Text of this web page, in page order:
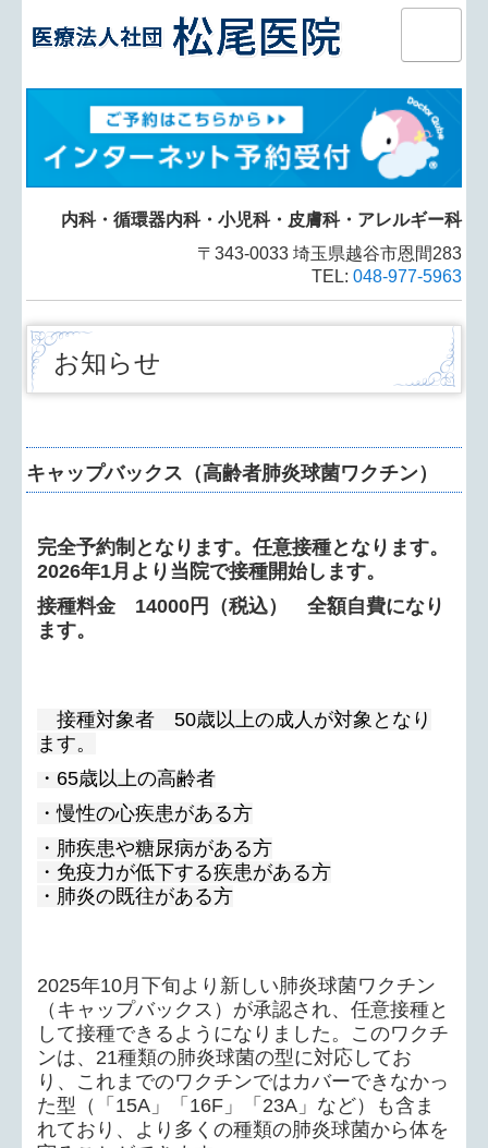
ホーム
当院について
内科・循環器内科・皮膚科
小児科・乳児検診
問診票
予防接種
健康診断
禁煙外来
発熱外来
交通案内
お知らせ
内科・循環器内科・小児科・皮膚科・アレルギー科
〒343-0033 埼玉県越谷市恩間283
TEL: 048-977-5963
お知らせ
キャップバックス（高齢者肺炎球菌ワクチン）
完全予約制となります。任意接種となります。
2026年1月より当院で接種開始します。
接種料金 14000円（税込） 全額自費になり
ます。
接種対象者 50歳以上の成人が対象となり
ます。
・65歳以上の高齢者
・慢性の心疾患がある方
・肺疾患や糖尿病がある方
・免疫力が低下する疾患がある方
・肺炎の既往がある方
2025年10月下旬より新しい肺炎球菌ワクチン
（キャップバックス）が承認され、任意接種と
して接種できるようになりました。このワクチ
ンは、 21種類の肺炎球菌の型に対応してお
り、これまでのワクチンではカバーできなかっ
た型（「 15A 」「 16F 」「 23A 」など）も含ま
れており、より多くの種類の肺炎球菌から体を